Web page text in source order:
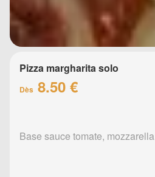
Pizza margharita solo
Dès 8.50 €
Base sauce tomate, mozzarella